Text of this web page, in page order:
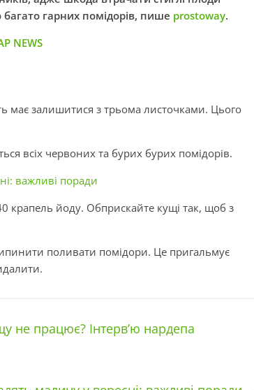
гарних помідорів, пише prostoway.
NEWS
має залишитися з трьома листочками. Цього
всіх червоних та бурих бурих помідорів.
важливі поради
крапель йоду. Обприскайте кущі так, щоб з
поливати помідори. Це пригальмує
не працює? Інтерв’ю нардепа